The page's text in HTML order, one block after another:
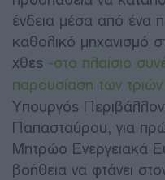
ένδεια μέσα από ένα
καθολικό μηχανισμό
χθες -στο πλαίσιο
παρουσίαση των
Υπουργός
Παπασταύρου, για
Μητρώο Ενεργειακά
βοήθεια να φτάνει